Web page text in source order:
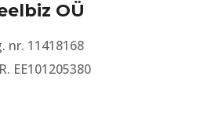
OÜ
nr. 11418168
EE101205380